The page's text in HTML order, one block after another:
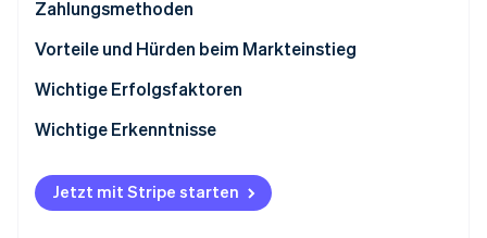
Stripe-Sessions 2026
Jetzt ansehen
Zahlungsmethoden
Verwendung
Trends:
Vorteile und Hürden beim Markteinstieg
Steuern
Rückbuchungen und Zahlungsanfechtungen
Internationale Zahlungen
Sicherheit und Datenschutz
Wichtige Erfolgsfaktoren
Wichtige Erkenntnisse
Berücksichtigen lokaler Präferenzen
Regulatorische Vorschriften befolgen
Jetzt mit Stripe starten